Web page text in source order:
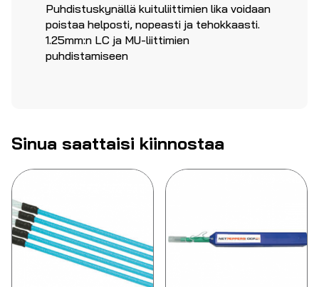
Puhdistuskynällä kuituliittimien lika voidaan
poistaa helposti, nopeasti ja tehokkaasti.
1.25mm:n LC ja MU-liittimien
puhdistamiseen
Sinua saattaisi kiinnostaa